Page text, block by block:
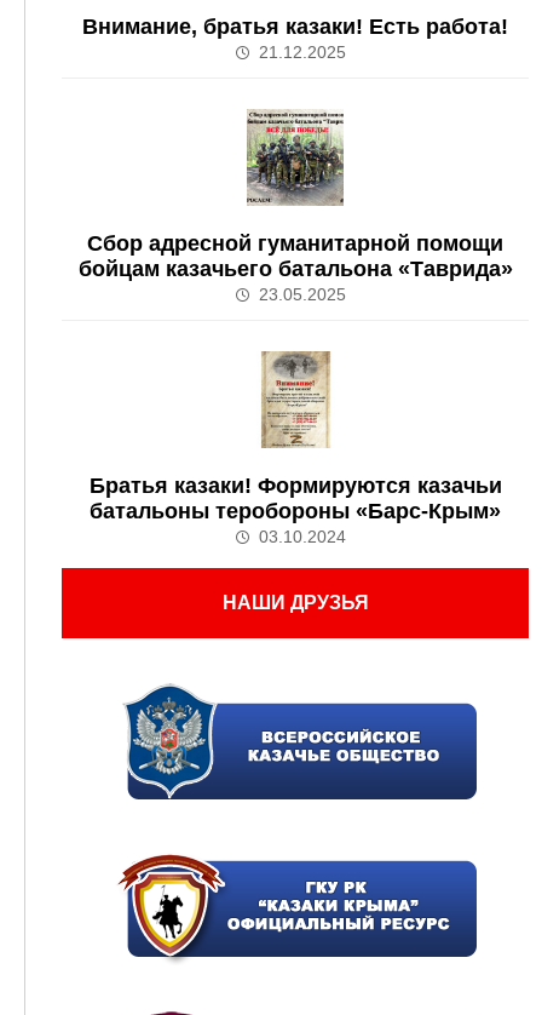
Внимание, братья казаки! Есть работа!
21.12.2025
Сбор адресной гуманитарной помощи
бойцам казачьего батальона «Таврида»
23.05.2025
Братья казаки! Формируются казачьи
батальоны теробороны «Барс-Крым»
03.10.2024
НАШИ ДРУЗЬЯ